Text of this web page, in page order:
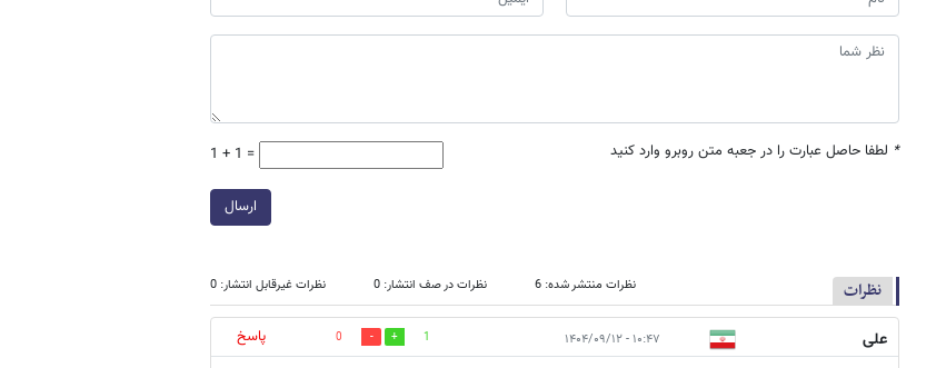
* لطفا حاصل عبارت را در جعبه متن روبرو وارد کنید 1 + 1 =
ارسال
نظرات نظرات منتشر شده: 6 نظرات در صف انتشار: 0 نظرات غیرقابل انتشار: 0
علی ۱۰:۴۷ - ۱۴۰۴/۰۹/۱۲ 1
0
پاسخ